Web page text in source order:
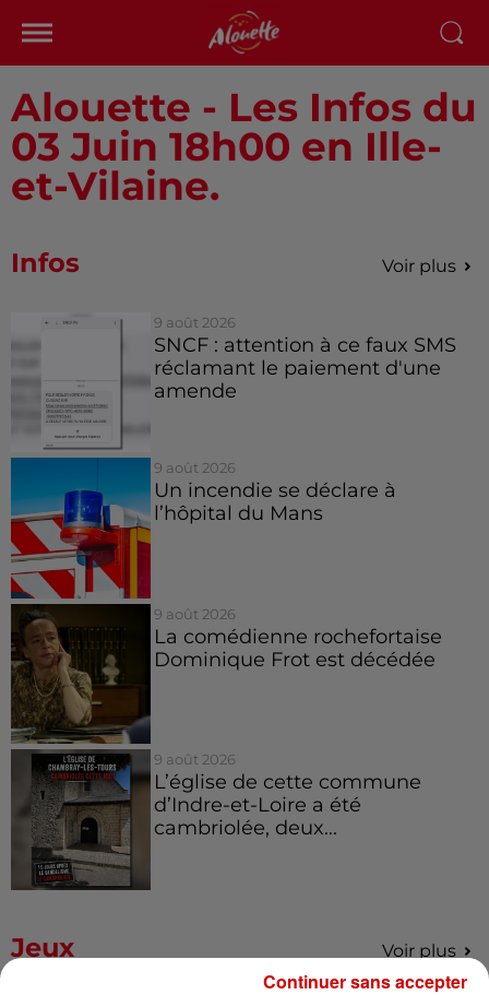
Alouette - Les Infos du
03 Juin 18h00 en Ille-
et-Vilaine.
Infos Voir plus
9 août 2026
SNCF : attention à ce faux SMS
réclamant le paiement d'une
amende
9 août 2026
Un incendie se déclare à
l’hôpital du Mans
9 août 2026
La comédienne rochefortaise
Dominique Frot est décédée
9 août 2026
L’église de cette commune
d’Indre-et-Loire a été
cambriolée, deux...
Jeux Voir plus
Continuer sans accepter